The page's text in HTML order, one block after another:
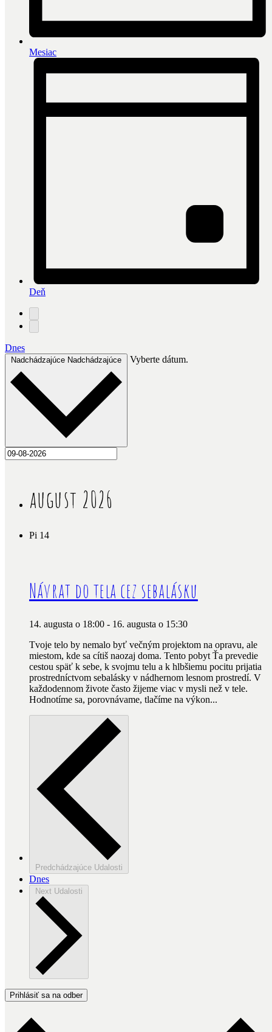
Mesiac
Deň
Dnes
Nadchádzajúce Nadchádzajúce Vyberte dátum.
august 2026
Pi 14
Návrat do tela cez sebalásku
14. augusta o 18:00 - 16. augusta o 15:30
Tvoje telo by nemalo byť večným projektom na opravu, ale
miestom, kde sa cítiš naozaj doma. Tento pobyt Ťa prevedie
cestou späť k sebe, k svojmu telu a k hlbšiemu pocitu prijatia
prostredníctvom sebalásky v nádhernom lesnom prostredí. V
každodennom živote často žijeme viac v mysli než v tele.
Hodnotíme sa, porovnávame, tlačíme na výkon...
Predchádzajúce Udalosti
Dnes
Next Udalosti
Prihlásiť sa na odber